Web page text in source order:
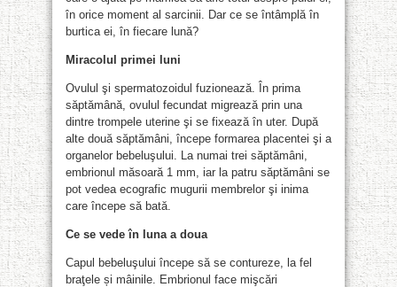
în orice moment al sarcinii. Dar ce se întâmplă în
burtica ei, în fiecare lună?
Miracolul primei luni
Ovulul şi spermatozoidul fuzionează. În prima
săptămână, ovulul fecundat migrează prin una
dintre trompele uterine şi se fixează în uter. După
alte două săptămâni, începe formarea placentei şi a
organelor bebeluşului. La numai trei săptămâni,
embrionul măsoară 1 mm, iar la patru săptămâni se
pot vedea ecografic mugurii membrelor şi inima
care începe să bată.
Ce se vede în luna a doua
Capul bebeluşului începe să se contureze, la fel
braţele și mâinile. Embrionul face mişcări